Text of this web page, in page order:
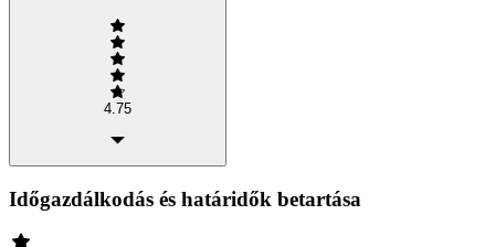
4.75
Időgazdálkodás és határidők betartása